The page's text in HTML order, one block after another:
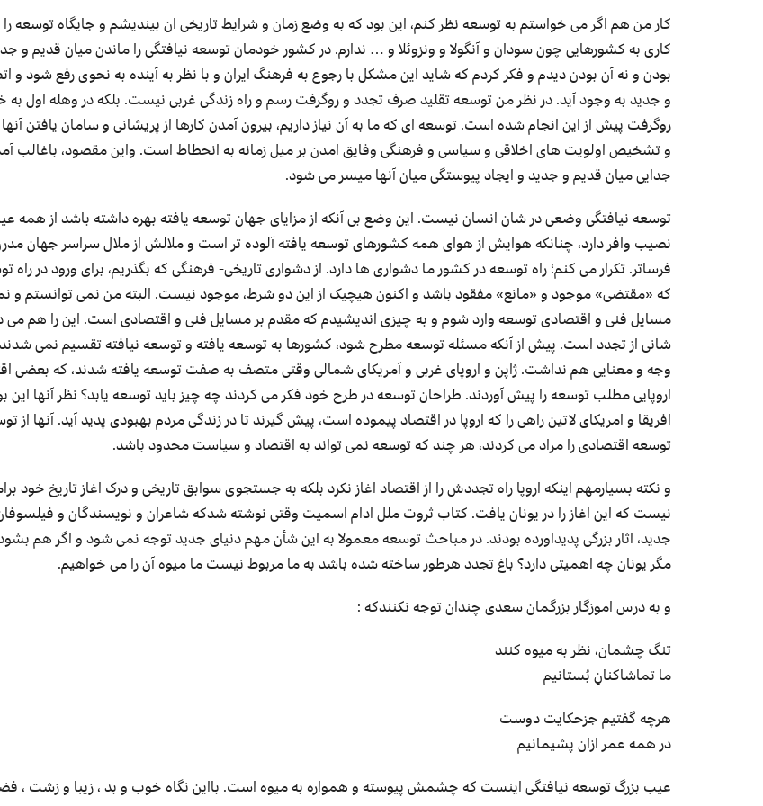
کار من هم اگر می خواستم به توسعه نظر کنم، این بود که به وضع زمان و شرایط تاریخی ان بیندیشم و جایگاه توسعه را
کاری به کشورهایی چون سودان و آنگولا و ونزوئلا و … ندارم. در کشور خودمان توسعه نیافتگی را ماندن میان قدیم و
بودن و نه آن بودن دیدم و فکر کردم که شاید این مشکل با رجوع به فرهنگ ایران و با نظر به آینده به نحوی رفع شود و
و جدید به وجود آید. در نظر من توسعه تقلید صرف تجدد و روگرفت رسم و راه زندگی غربی نیست. بلکه در وهله اول
روگرفت پیش از این انجام شده است. توسعه ای که ما به آن نیاز داریم، بیرون آمدن کارها از پریشانی و سامان یافتن
و تشخیص اولویت های اخلاقی و سیاسی و فرهنگی وفایق امدن بر میل زمانه به انحطاط است. واین مقصود، باغالب
جدایی میان قدیم و جدید و ایجاد پیوستگی میان آنها میسر می شود.
توسعه نیافتگی وضعی در شان انسان نیست. این وضع بی آنکه از مزایای جهان توسعه یافته بهره داشته باشد از همه
نصیب وافر دارد، چنانکه هوایش از هوای همه کشورهای توسعه یافته آلوده تر است و ملالش از ملال سراسر جهان
فرساتر. تکرار می کنم؛ راه توسعه در کشور ما دشواری ها دارد. از دشواری تاریخی- فرهنگی که بگذریم، برای ورود در راه
که «مقتضی» موجود و «مانع» مفقود باشد و اکنون هیچیک از این دو شرط، موجود نیست. البته من نمی توانستم و
مسایل فنی و اقتصادی توسعه وارد شوم و به چیزی اندیشیدم که مقدم بر مسایل فنی و اقتصادی است. این را هم می
شانی از تجدد است. پیش از آنکه مسئله توسعه مطرح شود، کشورها به توسعه یافته و توسعه نیافته تقسیم نمی
وجه و معنایی هم نداشت. ژاپن و اروپای غربی و آمریکای شمالی وقتی متصف به صفت توسعه یافته شدند، که بعضی
اروپایی مطلب توسعه را پیش آوردند. طراحان توسعه در طرح خود فکر می کردند چه چیز باید توسعه یابد؟ نظر آنها این
افریقا و امریکای لاتین راهی را که اروپا در اقتصاد پیموده است، پیش گیرند تا در زندگی مردم بهبودی پدید آید. آنها از
توسعه اقتصادی را مراد می کردند، هر چند که توسعه نمی تواند به اقتصاد و سیاست محدود باشد.
و نکته بسیارمهم اینکه اروپا راه تجددش را از اقتصاد اغاز نکرد بلکه به جستجوی سوابق تاریخی و درک اغاز تاریخ خود
نیست که این اغاز را در یونان یافت. کتاب ثروت ملل ادام اسمیت وقتی نوشته شدکه شاعران و نویسندگان و فیلسوفان
جدید، اثار بزرگی پدیداورده بودند. در مباحث توسعه معمولا به این شأن مهم دنیای جدید توجه نمی شود و اگر هم
مگر یونان چه اهمیتی دارد؟ باغ تجدد هرطور ساخته شده باشد به ما مربوط نیست ما میوه آن را مى خواهیم.
و به درس اموزگار بزرگمان سعدی چندان توجه نکنندکه :
تنگ چشمان، نظر به میوه کنند
ما تماشاکنانِ بُستانیم
هرچه گفتیم جزحکایت دوست
در همه عمر ازان پشیمانیم
عیب بزرگ توسعه نیافتگی اینست که چشمش پیوسته و همواره به میوه است. بااین نگاه خوب و بد ، زیبا و زشت ،